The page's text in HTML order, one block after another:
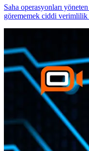
Saha operasyonları
görememek ciddi verimlilik